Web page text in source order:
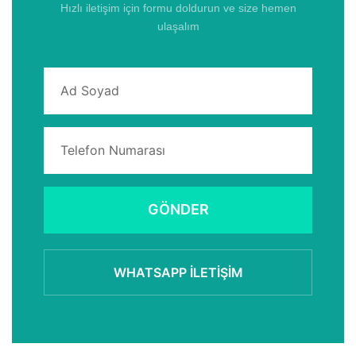
Hızlı iletişim için formu doldurun ve size hemen
ulaşalım
GÖNDER
WHATSAPP İLETIŞIM